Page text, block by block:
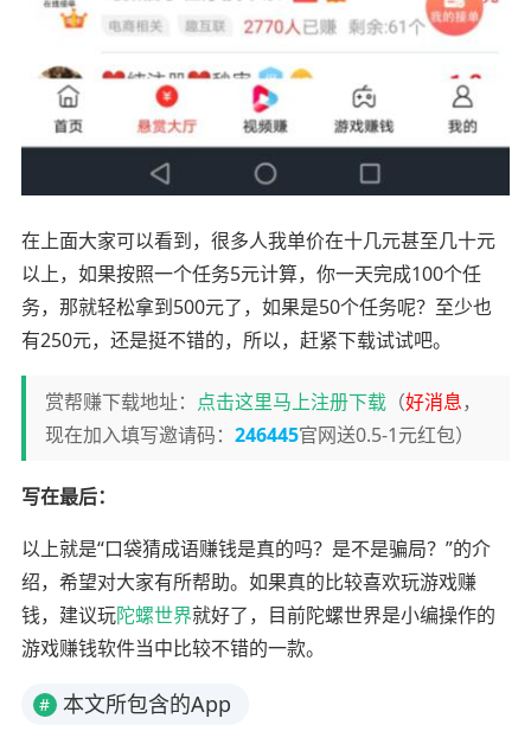
在上面大家可以看到，很多人我单价在十几元甚至几十元
以上，如果按照一个任务5元计算，你一天完成100个任
务，那就轻松拿到500元了，如果是50个任务呢？至少也
有250元，还是挺不错的，所以，赶紧下载试试吧。
赏帮赚下载地址： 点击这里马上注册下载（好消息，
现在加入填写邀请码： 246445官网送0.5-1元红包）
写在最后：
以上就是“口袋猜成语赚钱是真的吗？是不是骗局？”的介
绍，希望对大家有所帮助。如果真的比较喜欢玩游戏赚
钱，建议玩陀螺世界就好了，目前陀螺世界是小编操作的
游戏赚钱软件当中比较不错的一款。
# 本文所包含的App